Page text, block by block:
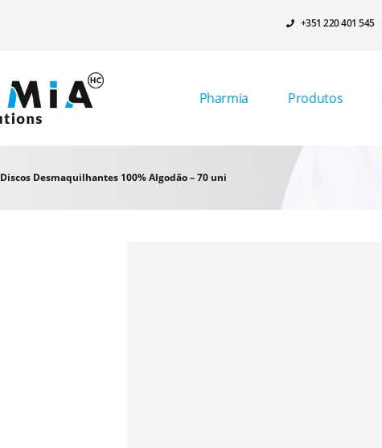
+351 220 401 545
Pharmia Produtos
Discos Desmaquilhantes 100% Algodão – 70 uni